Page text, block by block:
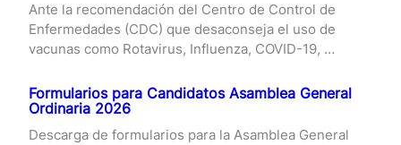
Ante la recomendación del Centro de Control de
Enfermedades (CDC) que desaconseja el uso de
vacunas como Rotavirus, Influenza, COVID-19, …
Formularios para Candidatos Asamblea General
Ordinaria 2026
Descarga de formularios para la Asamblea General